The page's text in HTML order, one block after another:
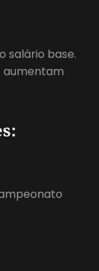
salário base.
aumentam